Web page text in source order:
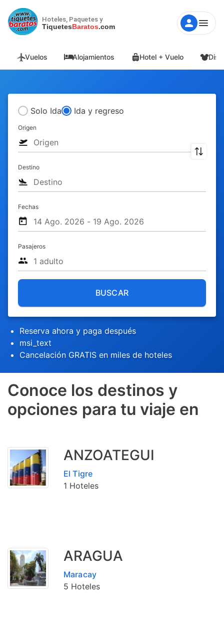
Hoteles, Paquetes y
TiquetesBaratos.com
Vuelos Alojamientos Hotel + Vuelo
Solo Ida Ida y regreso
Origen
Destino
Fechas
Pasajeros
BUSCAR
Reserva ahora y paga después
msi_text
Cancelación GRATIS en miles de hoteles
Conoce los destinos y
opciones para tu viaje en
ANZOATEGUI
El Tigre
1 Hoteles
ARAGUA
Maracay
5 Hoteles